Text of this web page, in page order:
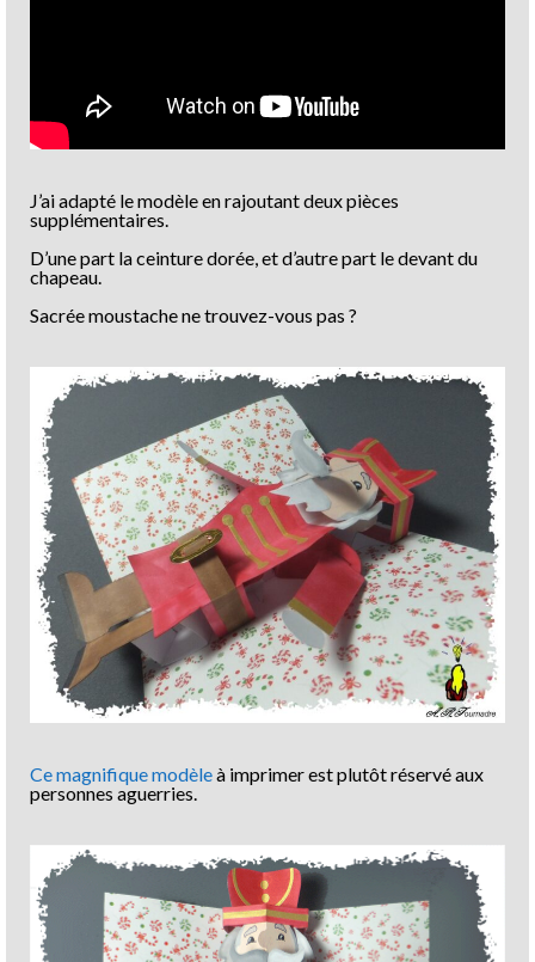
J’ai adapté le modèle en rajoutant deux pièces
supplémentaires.
D’une part la ceinture dorée, et d’autre part le devant du
chapeau.
Sacrée moustache ne trouvez-vous pas ?
Ce magnifique modèleà imprimer est plutôt réservé aux
personnes aguerries.